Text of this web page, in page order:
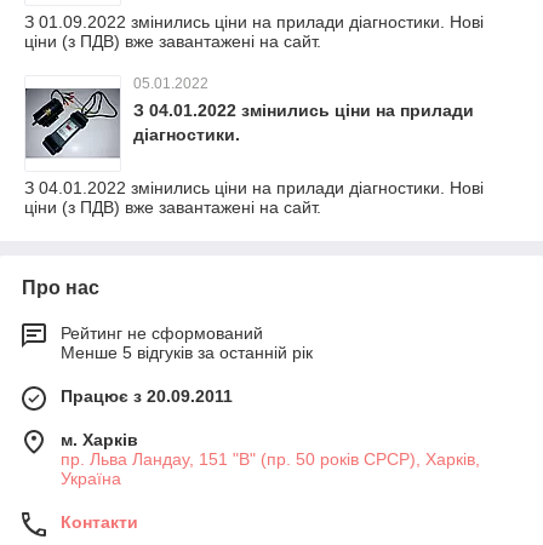
З 01.09.2022 змінились ціни на прилади діагностики. Нові
ціни (з ПДВ) вже завантажені на сайт.
05.01.2022
З 04.01.2022 змінились ціни на прилади
діагностики.
З 04.01.2022 змінились ціни на прилади діагностики. Нові
ціни (з ПДВ) вже завантажені на сайт.
Про нас
Рейтинг не сформований
Менше 5 відгуків за останній рік
Працює з 20.09.2011
м. Харків
пр. Льва Ландау, 151 "В" (пр. 50 років СРСР), Харків,
Україна
Контакти